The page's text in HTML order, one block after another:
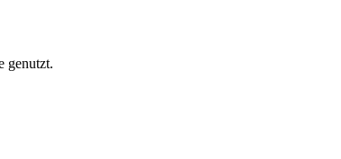
genutzt.